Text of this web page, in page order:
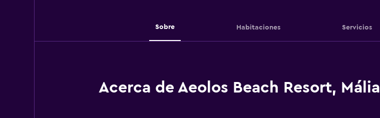
Sobre Habitaciones Servicios
Acerca de Aeolos Beach Resort, Mália